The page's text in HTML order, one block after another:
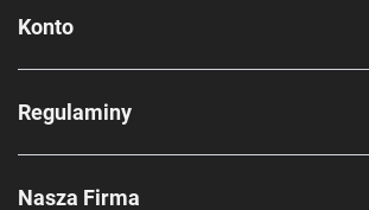
Konto
Regulaminy
Nasza Firma